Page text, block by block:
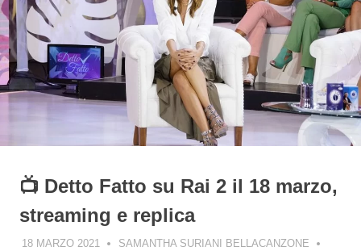
📺 Detto Fatto su Rai 2 il 18 marzo,
streaming e replica
18 MARZO 2021
SAMANTHA SURIANI BELLACANZONE